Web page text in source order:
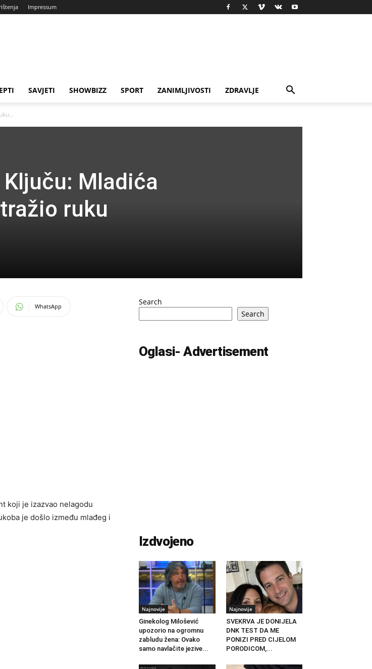
Impressum
SAVJETI SHOWBIZZ SPORT ZANIMLJIVOSTI ZDRAVLJE
Mladića
ruku
WhatsApp
koji je izazvao nelagodu
je došlo između mlađeg i
Search
Search
Oglasi- Advertisement
Izdvojeno
Najnovije
Ginekolog Milošević
upozorio na ogromnu
zabludu žena: Ovako
samo navlačite jezive...
Najnovije
SVEKRVA JE DONIJELA
DNK TEST DA ME
PONIZI PRED CIJELOM
PORODICOM,...